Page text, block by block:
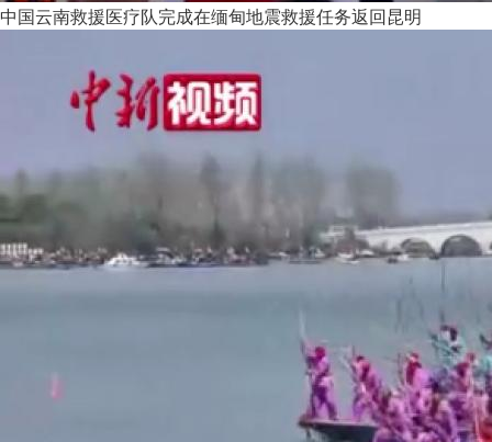
中国云南救援医疗队完成在缅甸地震救援任务返回昆明